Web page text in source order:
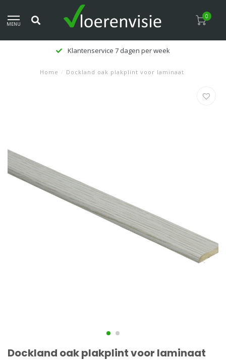
MENU
0
Klantenservice 7 dagen per week
Home / Dockland oak plakplint voor laminaat
Dockland oak plakplint voor laminaat